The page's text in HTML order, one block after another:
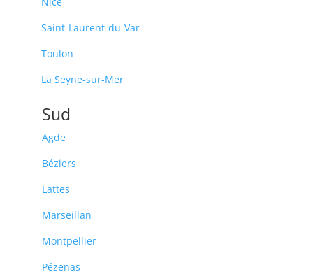
Saint-Laurent-du-Var
Toulon
La Seyne-sur-Mer
Sud
Agde
Béziers
Lattes
Marseillan
Montpellier
Pézenas